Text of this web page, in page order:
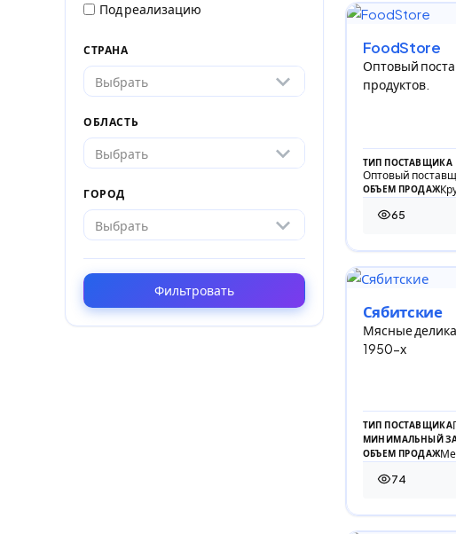
Под реализацию
СТРАНА
Выбрать
ОБЛАСТЬ
Выбрать
ГОРОД
Выбрать
Фильтровать
FoodStore
Оптовый
продуктов.
ТИП ПОСТАВЩИКА
Оптовый
ОБЪЕМ ПРОДАЖ
65
65 просмотров
Сябитские
Мясные
1950-х
ТИП ПОСТАВЩИКА
МИНИМАЛЬНЫЙ
ОБЪЕМ ПРОДАЖ
74
74 просмотра